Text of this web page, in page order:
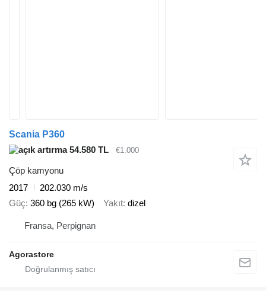
Scania P360
54.580 TL
€1.000
Çöp kamyonu
2017
202.030 m/s
Güç 360 bg (265 kW) Yakıt dizel
Fransa, Perpignan
Agorastore